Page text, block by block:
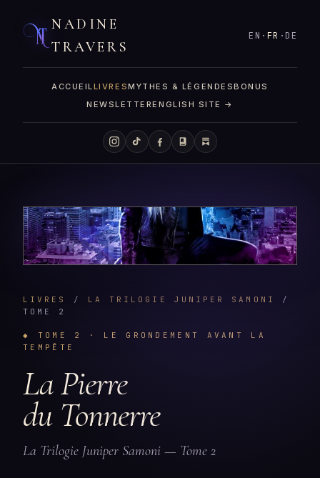
NADINE
TRAVERS
ACCUEILLIVRESMYTHES & LÉGENDESBONUS
NEWSLETTERENGLISH SITE →
EN · FR · DE
LIVRES / LA TRILOGIE JUNIPER SAMONI
/
TOME 2
◆ TOME 2 · LE GRONDEMENT AVANT LA
TEMPÊTE
La Pierre
du Tonnerre
La Trilogie Juniper Samoni — Tome 2